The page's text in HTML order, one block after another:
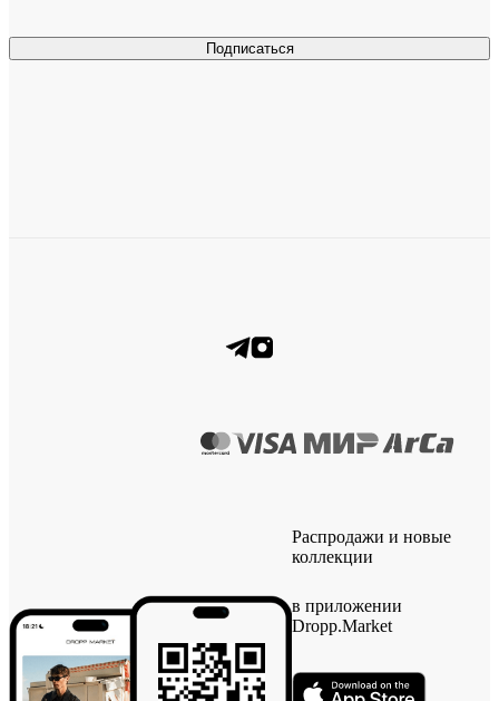
Подписаться
Распродажи и новые
коллекции
в приложении
Dropp.Market